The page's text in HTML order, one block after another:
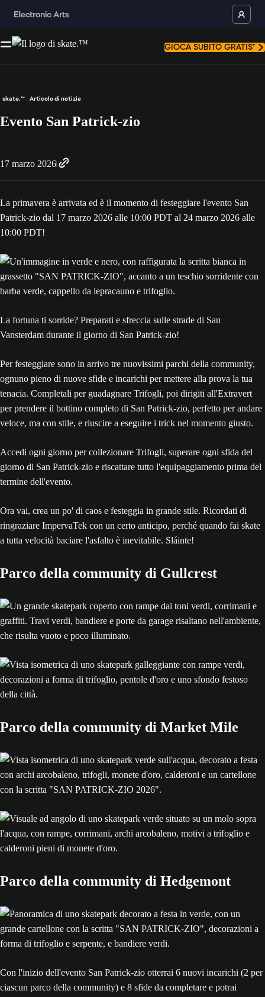
GIOCA SUBITO GRATIS*
skate.™ Articolo di notizie
Evento San Patrick-zio
17 marzo 2026
La primavera è arrivata ed è il momento di festeggiare l'evento San
Patrick-zio dal 17 marzo 2026 alle 10:00 PDT al 24 marzo 2026 alle
10:00 PDT!
La fortuna ti sorride? Preparati e sfreccia sulle strade di San
Vansterdam durante il giorno di San Patrick-zio!
Per festeggiare sono in arrivo tre nuovissimi parchi della community,
ognuno pieno di nuove sfide e incarichi per mettere alla prova la tua
tenacia. Completali per guadagnare Trifogli, poi dirigiti all'Extravert
per prendere il bottino completo di San Patrick-zio, perfetto per andare
veloce, ma con stile, e riuscire a eseguire i trick nel momento giusto.
Accedi ogni giorno per collezionare Trifogli, superare ogni sfida del
giorno di San Patrick-zio e riscattare tutto l'equipaggiamento prima del
termine dell'evento.
Ora vai, crea un po' di caos e festeggia in grande stile. Ricordati di
ringraziare ImpervaTek con un certo anticipo, perché quando fai skate
a tutta velocità baciare l'asfalto è inevitabile. Sláinte!
Parco della community di Gullcrest
Parco della community di Market Mile
Parco della community di Hedgemont
Con l'inizio dell'evento San Patrick-zio otterrai 6 nuovi incarichi (2 per
ciascun parco della community) e 8 sfide da completare e potrai